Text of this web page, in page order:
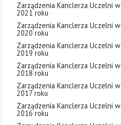
Zarządzenia Kanclerza Uczelni w
2021 roku
Zarządzenia Kanclerza Uczelni w
2020 roku
Zarządzenia Kanclerza Uczelni w
2019 roku
Zarządzenia Kanclerza Uczelni w
2018 roku
Zarządzenia Kanclerza Uczelni w
2017 roku
Zarządzenia Kanclerza Uczelni w
2016 roku